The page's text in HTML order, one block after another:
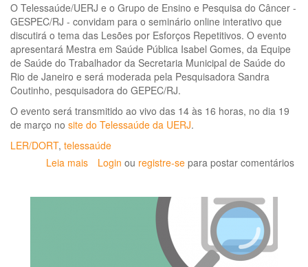
O Telessaúde/UERJ e o Grupo de Ensino e Pesquisa do Câncer -
GESPEC/RJ - convidam para o seminário online interativo que
discutirá o tema das Lesões por Esforços Repetitivos. O evento
apresentará Mestra em Saúde Pública Isabel Gomes, da Equipe
de Saúde do Trabalhador da Secretaria Municipal de Saúde do
Rio de Janeiro e será moderada pela Pesquisadora Sandra
Coutinho, pesquisadora do GEPEC/RJ.
O evento será transmitido ao vivo das 14 às 16 horas, no dia 19
de março no site do Telessaúde da UERJ.
LER/DORT, telessaúde
Leia mais sobre
Login ou registre-se para postar comentários